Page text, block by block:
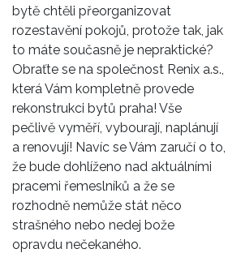
bytě chtěli přeorganizovat
rozestavění pokojů, protože tak, jak
to máte současně je nepraktické?
Obraťte se na společnost Renix a.s.,
která Vám kompletně provede
rekonstrukci bytů praha! Vše
pečlivě vyměří, vybourají, naplánují
a renovují! Navíc se Vám zaručí o to,
že bude dohlíženo nad aktuálními
pracemi řemeslníků a že se
rozhodně nemůže stát něco
strašného nebo nedej bože
opravdu nečekaného.